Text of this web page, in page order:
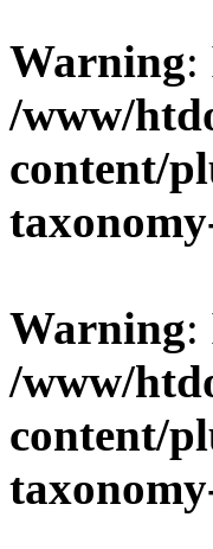
Warning:
/www/
content/
Warning:
/www/
content/